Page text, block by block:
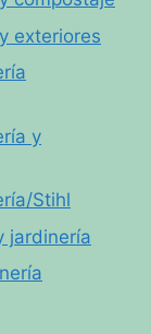
exteriores
y
Stihl
jardinería